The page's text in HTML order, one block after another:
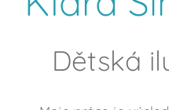
Dětská